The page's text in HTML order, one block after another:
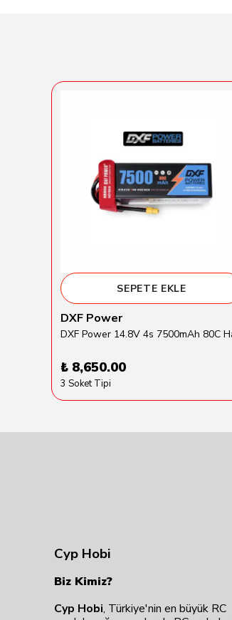
SEPETE EKLE
DXF Power
₺ 8,650.00
3 Soket Tipi
Cyp Hobi
Biz Kimiz?
Cyp Hobi, Türkiye'nin en büyük RC